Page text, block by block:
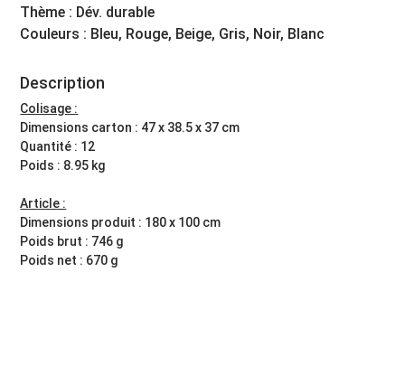
Thème : Dév. durable
Couleurs : Bleu, Rouge, Beige, Gris, Noir, Blanc
Description
Colisage :
Dimensions carton : 47 x 38.5 x 37 cm
Quantité : 12
Poids : 8.95 kg
Article :
Dimensions produit : 180 x 100 cm
Poids brut : 746 g
Poids net : 670 g